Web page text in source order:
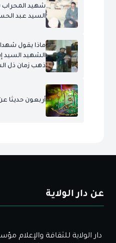
شهيد المحراب
السيد عبد
ماذا يقول
الشهيد السيد
ذهب زمان ذل
أربعون حديثا
عن دار الولاية
دار الولاية للثقافة والإعلام